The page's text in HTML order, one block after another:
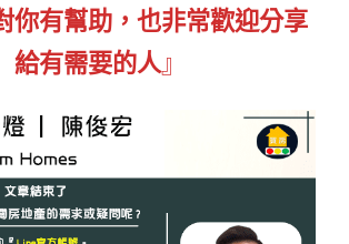
你有幫助，也非常歡迎分享
給有需要的人』